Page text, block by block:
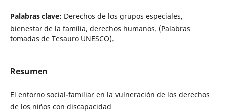
Palabras clave: Derechos de los grupos especiales,
bienestar de la familia, derechos humanos. (Palabras
tomadas de Tesauro UNESCO).
Resumen
El entorno social-familiar en la vulneración de los derechos
de los niños con discapacidad